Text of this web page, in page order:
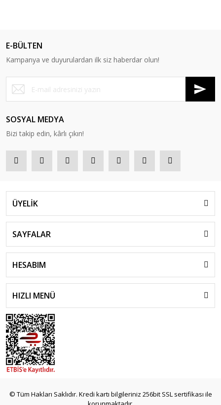
E-BÜLTEN
Kampanya ve duyurulardan ilk siz haberdar olun!
SOSYAL MEDYA
Bizi takip edin, kârlı çıkın!
ÜYELİK
SAYFALAR
HESABIM
HIZLI MENÜ
© Tüm Hakları Saklıdır. Kredi kartı bilgileriniz 256bit SSL sertifikası ile